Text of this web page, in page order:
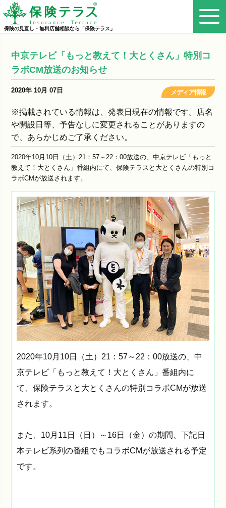
保険の見直し・無料店舗相談なら「保険テラス」
中京テレビ「もっと教えて！大とくさん」特別コ
ラボCM放送のお知らせ
2020年 10月 07日 メディア情報
※掲載されている情報は、発表日現在の情報です。店名
や開設日等、予告なしに変更されることがありますの
で、あらかじめご了承ください。
2020年10月10日（土）21：57～22：00放送の、中京テレビ「もっと
教えて！大とくさん」番組内にて、保険テラスと大とくさんの特別コ
ラボCMが放送されます。
2020年10月10日（土）21：57～22：00放送の、中
京テレビ「もっと教えて！大とくさん」番組内に
て、保険テラスと大とくさんの特別コラボCMが放送
されます。
また、10月11日（日）～16日（金）の期間、下記日
本テレビ系列の番組でもコラボCMが放送される予定
です。